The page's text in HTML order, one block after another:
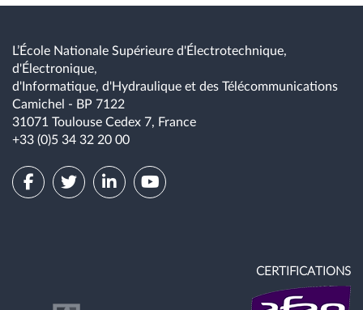
L’École Nationale Supérieure d'Électrotechnique,
d'Électronique,
d'Informatique, d'Hydraulique et des Télécommunications
Camichel - BP 7122
31071 Toulouse Cedex 7, France
+33 (0)5 34 32 20 00
CERTIFICATIONS